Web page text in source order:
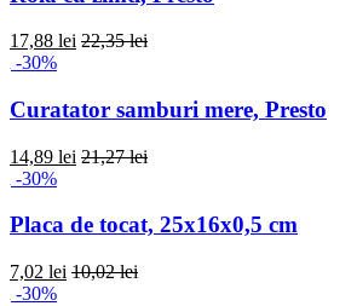
17,88 lei 22,35 lei
-30%
Curatator samburi mere, Presto
14,89 lei 21,27 lei
-30%
Placa de tocat, 25x16x0,5 cm
7,02 lei 10,02 lei
-30%